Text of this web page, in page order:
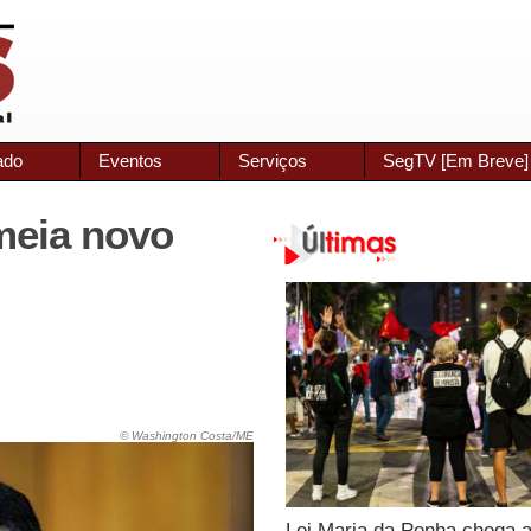
Eventos Serviços SegTV [Em Breve]
novo
© Washington Costa/ME